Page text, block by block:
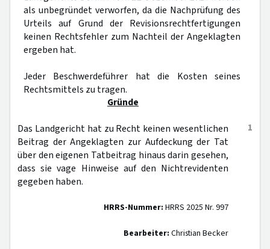
als unbegründet verworfen, da die Nachprüfung des
Urteils auf Grund der Revisionsrechtfertigungen
keinen Rechtsfehler zum Nachteil der Angeklagten
ergeben hat.
Jeder Beschwerdeführer hat die Kosten seines
Rechtsmittels zu tragen.
Gründe
1
Das Landgericht hat zu Recht keinen wesentlichen
Beitrag der Angeklagten zur Aufdeckung der Tat
über den eigenen Tatbeitrag hinaus darin gesehen,
dass sie vage Hinweise auf den Nichtrevidenten
gegeben haben.
HRRS-Nummer: HRRS 2025 Nr. 997
Bearbeiter: Christian Becker